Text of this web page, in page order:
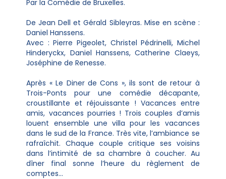
Par la Comédie de Bruxelles.
De Jean Dell et Gérald Sibleyras. Mise en scène :
Daniel Hanssens.
Avec : Pierre Pigeolet, Christel Pédrinelli, Michel
Hinderyckx, Daniel Hanssens, Catherine Claeys,
Joséphine de Renesse.
Après « Le Diner de Cons », ils sont de retour à
Trois-Ponts pour une comédie décapante,
croustillante et réjouissante ! Vacances entre
amis, vacances pourries ! Trois couples d’amis
louent ensemble une villa pour les vacances
dans le sud de la France. Très vite, l’ambiance se
rafraîchit. Chaque couple critique ses voisins
dans l’intimité de sa chambre à coucher. Au
dîner final sonne l’heure du règlement de
comptes...